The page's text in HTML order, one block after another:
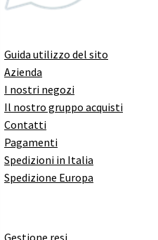
Guida utilizzo del sito
Azienda
I nostri negozi
Il nostro gruppo acquisti
Contatti
Pagamenti
Spedizioni in Italia
Spedizione Europa
Gestione resi